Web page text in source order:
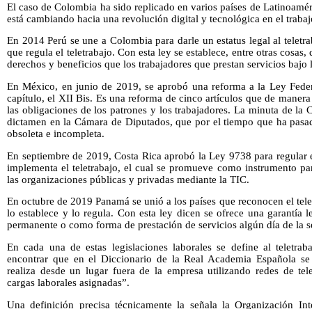
El caso de Colombia ha sido replicado en varios países de
está cambiando hacia una revolución digital y tecnológica en el
En 2014 Perú se une a Colombia para darle un estatus legal al
que regula el teletrabajo. Con esta ley se establece, entre otras
derechos y beneficios que los trabajadores que prestan servicios
En México, en junio de 2019, se aprobó una reforma a la Ley
capítulo, el XII Bis. Es una reforma de cinco artículos que de
las obligaciones de los patrones y los trabajadores. La minuta de la
dictamen en la Cámara de Diputados, que por el tiempo que ha
obsoleta e incompleta.
En septiembre de 2019, Costa Rica aprobó la Ley 9738 para
implementa el teletrabajo, el cual se promueve como instrumento
las organizaciones públicas y privadas mediante la TIC.
En octubre de 2019 Panamá se unió a los países que reconocen el
lo establece y lo regula. Con esta ley dicen se ofrece una garantía
permanente o como forma de prestación de servicios algún día de la
En cada una de estas legislaciones laborales se define al
encontrar que en el Diccionario de la Real Academia Española
realiza desde un lugar fuera de la empresa utilizando redes de
cargas laborales asignadas”.
Una definición precisa técnicamente la señala la Organización